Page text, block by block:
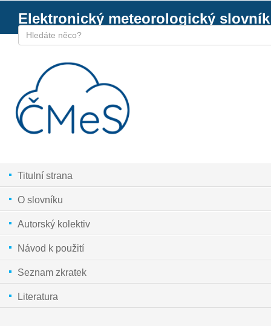
Elektronický meteorologický slovník
Titulní strana
O slovníku
Autorský kolektiv
Návod k použití
Seznam zkratek
Literatura